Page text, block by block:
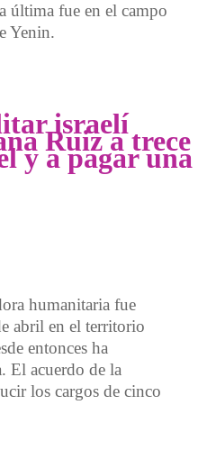
última fue en el campo
Yenin.
israelí
Ruiz a trece
y a pagar una
humanitaria fue
abril en el territorio
entonces ha
El acuerdo de la
los cargos de cinco